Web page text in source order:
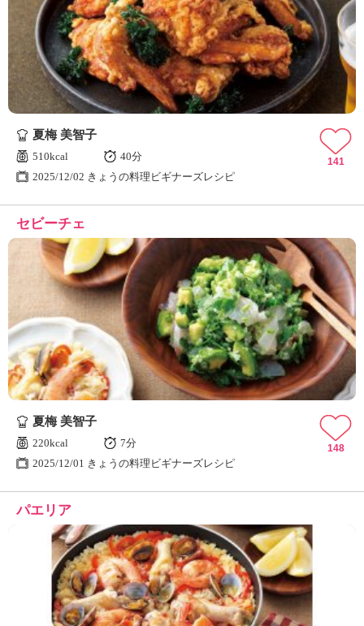
夏梅 美智子
510kcal
40分
2025/12/02 きょうの料理ビギナーズレシピ
141
セビーチェ
夏梅 美智子
220kcal
7分
2025/12/01 きょうの料理ビギナーズレシピ
148
パエリア